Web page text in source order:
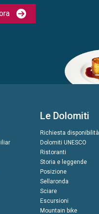
Le Dolomiti
Richiesta disponibilità
Dolomiti UNESCO
Ristoranti
Storia e leggende
Posizione
Sellaronda
Sciare
Escursioni
Mountain bike